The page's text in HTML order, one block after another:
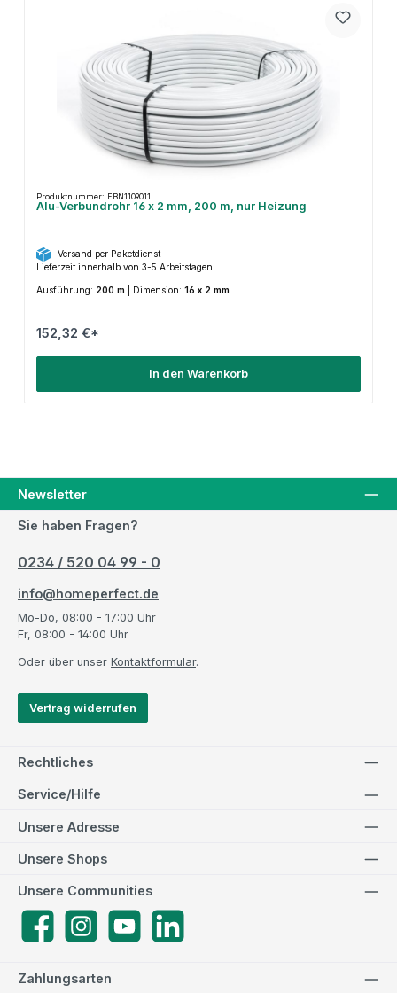
Produktnummer: FBN1109011
Alu-Verbundrohr 16 x 2 mm, 200 m, nur Heizung
Versand per Paketdienst
Lieferzeit innerhalb von 3-5 Arbeitstagen
Ausführung: 200 m Dimension: 16 x 2 mm
152,32 €*
In den Warenkorb
Newsletter
Sie haben Fragen?
0234 / 520 04 99 - 0
info@homeperfect.de
Mo-Do, 08:00 - 17:00 Uhr
Fr, 08:00 - 14:00 Uhr
Oder über unser Kontaktformular.
Vertrag widerrufen
Rechtliches
Service/Hilfe
Zahlungsarten
Unsere Adresse
Unsere Communities
FacebookInstagramYouTube
Unsere Shops